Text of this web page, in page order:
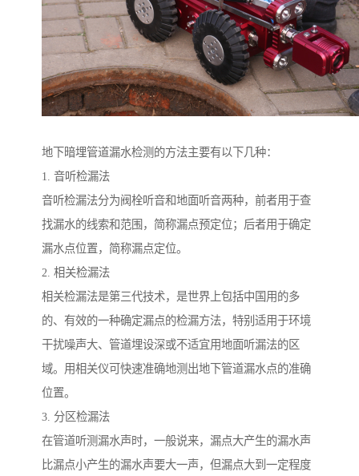
地下暗埋管道漏水检测的方法主要有以下几种：
1. 音听检漏法
音听检漏法分为阀栓听音和地面听音两种，前者用于查
找漏水的线索和范围，简称漏点预定位；后者用于确定
漏水点位置，简称漏点定位。
2. 相关检漏法
相关检漏法是第三代技术，是世界上包括中国用的多
的、有效的一种确定漏点的检漏方法，特别适用于环境
干扰噪声大、管道埋设深或不适宜用地面听漏法的区
域。用相关仪可快速准确地测出地下管道漏水点的准确
位置。
3. 分区检漏法
在管道听测漏水声时，一般说来，漏点大产生的漏水声
比漏点小产生的漏水声要大一声，但漏点大到一定程度